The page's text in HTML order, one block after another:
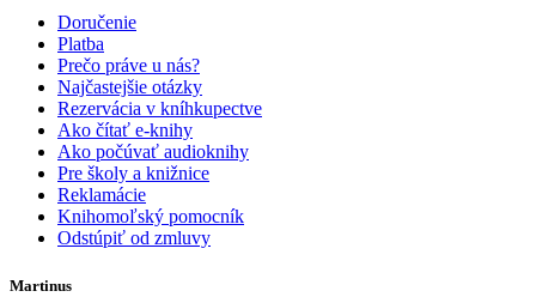
Doručenie
Platba
Prečo práve u nás?
Najčastejšie otázky
Rezervácia v kníhkupectve
Ako čítať e-knihy
Ako počúvať audioknihy
Pre školy a knižnice
Reklamácie
Knihomoľský pomocník
Odstúpiť od zmluvy
Martinus